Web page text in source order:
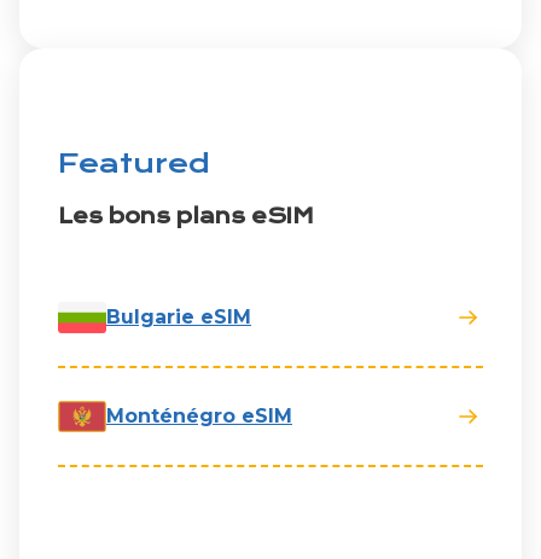
Featured
Les bons plans eSIM
Bulgarie eSIM
Monténégro eSIM